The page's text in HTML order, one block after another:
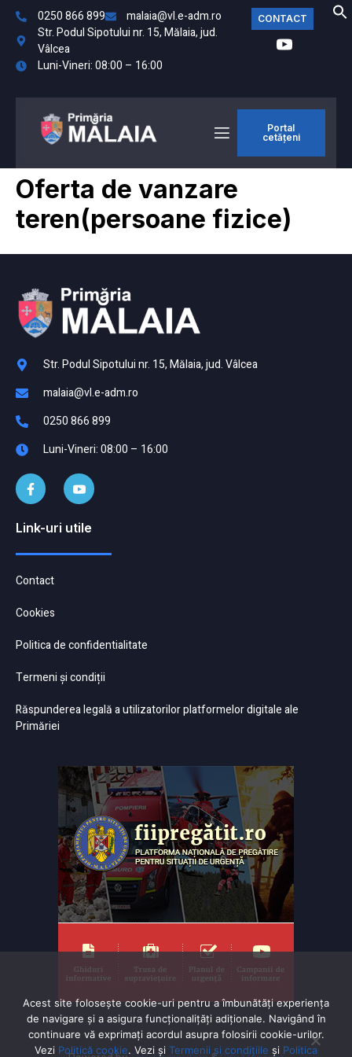
0250 866 899
malaia@vl.e-adm.ro
Str. Podul Sipotului nr. 15, Mălaia, jud.
Vâlcea
Luni-Vineri: 08:00 – 16:00
CONTACT
Portal
cetățeni
Oferta de vanzare
teren(persoane fizice)
Str. Podul Sipotului nr. 15, Mălaia, jud. Vâlcea
malaia@vl.e-adm.ro
0250 866 899
Luni-Vineri: 08:00 – 16:00
Link-uri utile
Contact
Cookies
Politica de confidentialitate
Termeni și condiții
Răspunderea legală a utilizatorilor platformelor digitale ale
Primăriei
Acest site folosește cookie-uri pentru a îmbunătăți experiența
de navigare și a asigura funcționalițăți adiționale. Navigând în
continuare vă exprimaţi acordul asupra folosirii cookie-urilor.
Vezi Politică cookie. Vezi și Termenii și condițiile și Politica